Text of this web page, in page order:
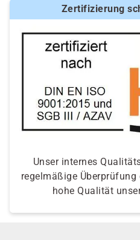
Zertifizierung
Unser internes
regelmäßige
hohe Qualität